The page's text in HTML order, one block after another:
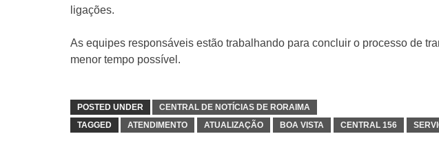
ligações.
As equipes responsáveis estão trabalhando para concluir o processo de
menor tempo possível.
POSTED UNDER
CENTRAL DE NOTÍCIAS DE RORAIMA
TAGGED
ATENDIMENTO ATUALIZAÇÃO BOA VISTA CENTRAL 156